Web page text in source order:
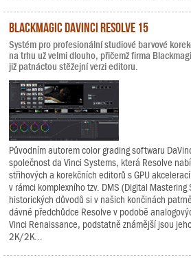
Blackmagic DaVinci Resolve 15
Systém pro profesionální studiové barvové
na trhu už velmi dlouho, přičemž firma
již patnáctou stěžejní verzi editoru.
Původním autorem color grading softwaru
společnost da Vinci Systems, která Resolve
střihových a korekčních editorů s GPU
v rámci komplexního tzv. DMS (Digital Mastering
historických důvodů si v našich končinách
dávné předchůdce Resolve v podobě
Vinci Renaissance, podstatně známější jsou
2K/2K...